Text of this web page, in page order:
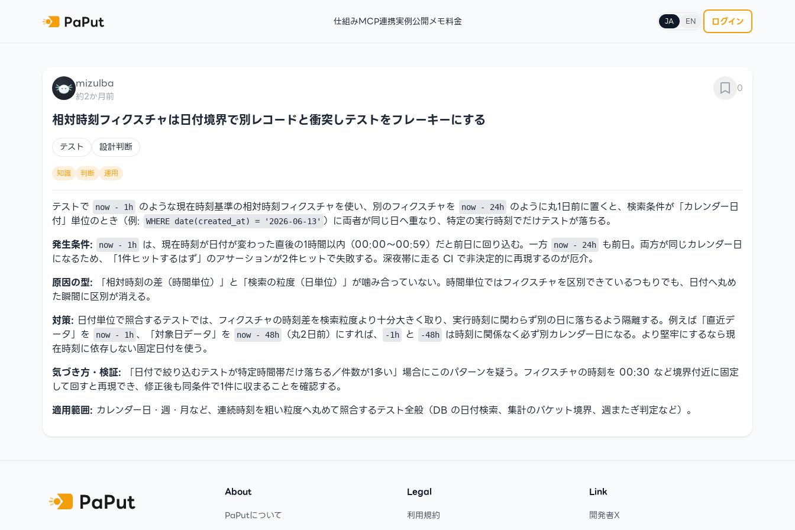
仕組みMCP連携実例公開メモ料金 JA EN ログイン
mizulba
約2か月前
0
相対時刻フィクスチャは日付境界で別レコードと衝突しテストをフレーキーにする
テスト 設計判断
知識 判断 運用
テストで now - 1h のような現在時刻基準の相対時刻フィクスチャを使い、別のフィクスチャを now - 24h
のように丸1日前に置くと、検索条件が「カレンダー日
付」単位のとき（例:
WHERE date(created_at) = '2026-06-13' ）に両者が同じ日へ重なり、特定の実行時刻でだけテストが落ちる。
発生条件:
now - 1h は、現在時刻が日付が変わった直後の1時間以内（00:00〜00:59）だと前日に回り込む。一方 now - 24h
も前日。両方が同じカレンダー日
になるため、「1件ヒットするはず」のアサーションが2件ヒットで失敗する。深夜帯に走る CI で非決定的に再現するのが厄介。
原因の型: 「相対時刻の差（時間単位）」と「検索の粒度（日単位）」が噛み合っていない。時間単位ではフィクスチャを区別できているつもりでも、日付へ丸め
た瞬間に区別が消える。
対策: 日付単位で照合するテストでは、フィクスチャの時刻差を検索粒度より十分大きく取り、実行時刻に関わらず別の日に落ちるよう隔離する。例えば「直近デ
ータ」を
now - 1h 、「対象日データ」を now - 48h （丸2日前）にすれば、 -1h と -48h
は時刻に関係なく必ず別カレンダー日になる。より堅牢にするなら現
在時刻に依存しない固定日付を使う。
気づき方・検証: 「日付で絞り込むテストが特定時間帯だけ落ちる／件数が1多い」場合にこのパターンを疑う。フィクスチャの時刻を 00:30 など境界付近に固定
して回すと再現でき、修正後も同条件で1件に収まることを確認する。
適用範囲: カレンダー日・週・月など、連続時刻を粗い粒度へ丸めて照合するテスト全般（DB の日付検索、集計のバケット境界、週またぎ判定など）。
About
PaPutについて
Legal
利用規約
Link
開発者X